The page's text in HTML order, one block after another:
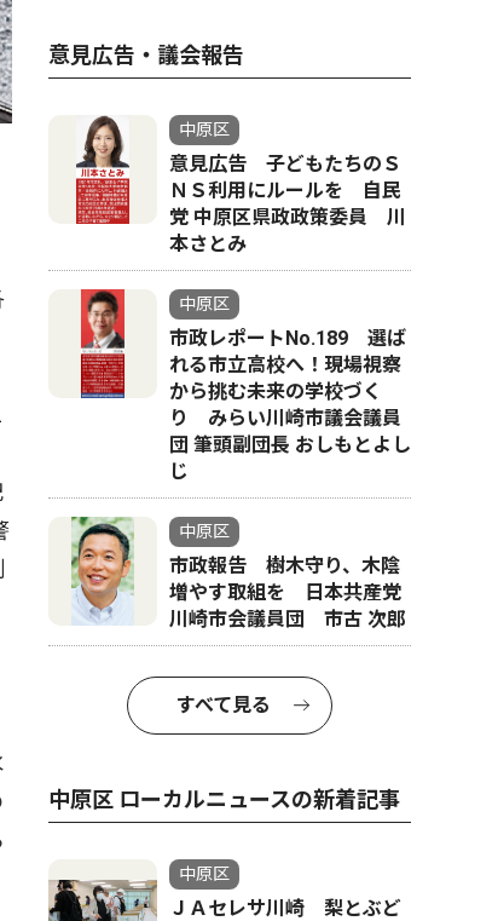
意見広告・議会報告
中原区
意見広告 子どもたちのＳ
ＮＳ利用にルールを 自民
党 中原区県政政策委員 川
本さとみ
中原区
市政レポートNo.189 選ば
れる市立高校へ！現場視察
から挑む未来の学校づく
り みらい川崎市議会議員
団 筆頭副団長 おしもとよし
じ
中原区
市政報告 樹木守り、木陰
増やす取組を 日本共産党
川崎市会議員団 市古 次郎
すべて見る
中原区 ローカルニュースの新着記事
中原区
ＪＡセレサ川崎 梨とぶど